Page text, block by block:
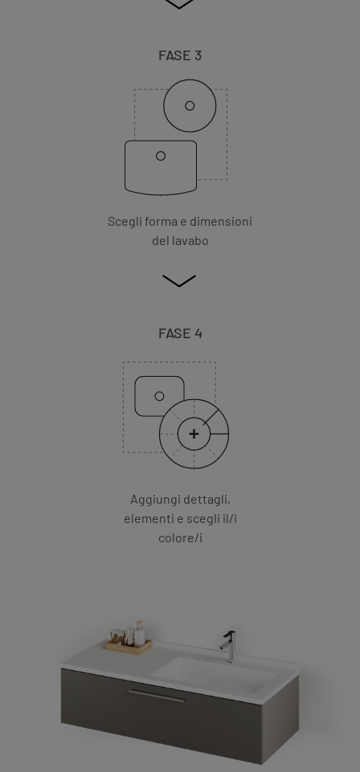
FASE 3
Scegli forma e dimensioni
del lavabo
FASE 4
Aggiungi dettagli,
elementi e scegli il/i
colore/i